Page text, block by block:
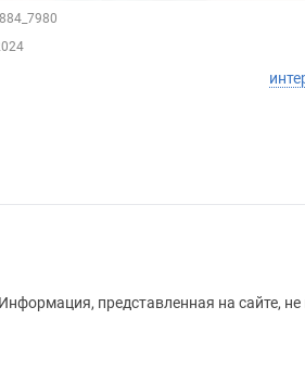
представленная на сайте,